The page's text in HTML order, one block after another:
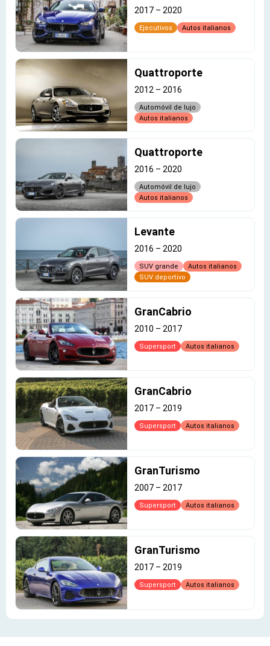
2017 – 2020
Ejecutivos Autos italianos
Quattroporte
2012 – 2016
Automóvil de lujo
Autos italianos
Quattroporte
2016 – 2020
Automóvil de lujo
Autos italianos
Levante
2016 – 2020
SUV grande
Autos italianos
SUV deportivo
GranCabrio
2010 – 2017
Supersport Autos italianos
GranCabrio
2017 – 2019
Supersport Autos italianos
GranTurismo
2007 – 2017
Supersport Autos italianos
GranTurismo
2017 – 2019
Supersport Autos italianos